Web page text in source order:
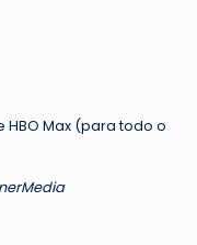
HBO Max (para todo o